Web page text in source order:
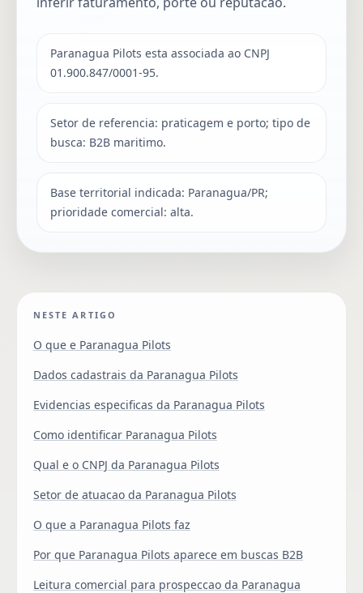
Paranagua Pilots esta associada ao CNPJ
01.900.847/0001-95.
Setor de referencia: praticagem e porto; tipo de
busca: B2B maritimo.
Base territorial indicada: Paranagua/PR;
prioridade comercial: alta.
NESTE ARTIGO
O que e Paranagua Pilots
Dados cadastrais da Paranagua Pilots
Evidencias especificas da Paranagua Pilots
Como identificar Paranagua Pilots
Qual e o CNPJ da Paranagua Pilots
Setor de atuacao da Paranagua Pilots
O que a Paranagua Pilots faz
Por que Paranagua Pilots aparece em buscas B2B
Leitura comercial para prospeccao da Paranagua